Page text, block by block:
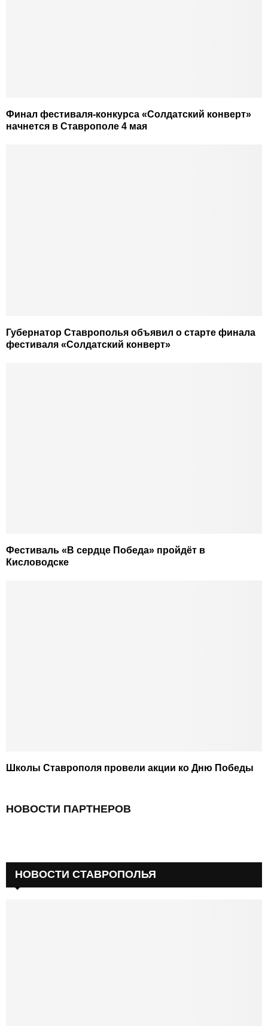
Финал фестиваля-конкурса «Солдатский конверт»
начнется в Ставрополе 4 мая
Губернатор Ставрополья объявил о старте финала
фестиваля «Солдатский конверт»
Фестиваль «В сердце Победа» пройдёт в
Кисловодске
Школы Ставрополя провели акции ко Дню Победы
НОВОСТИ ПАРТНЕРОВ
НОВОСТИ СТАВРОПОЛЬЯ